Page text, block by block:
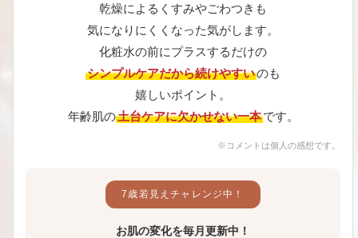
乾燥によるくすみやごわつきも
気になりにくくなった気がします。
化粧水の前にプラスするだけの
シンプルケアだから続けやすいのも
嬉しいポイント。
年齢肌の土台ケアに欠かせない一本です。
※コメントは個人の感想です。
7歳若見えチャレンジ中！
お肌の変化を毎月更新中！